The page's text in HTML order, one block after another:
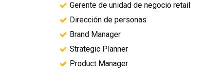
Gerente de unidad de negocio retail
Dirección de personas
Brand Manager
Strategic Planner
Product Manager